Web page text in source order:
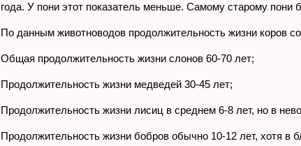
года. У пони этот показатель меньше. Самому старому пони
По данным животноводов продолжительность жизни коров
Общая продолжительность жизни слонов 60-70 лет;
Продолжительность жизни медведей 30-45 лет;
Продолжительность жизни лисиц в среднем 6-8 лет, но в
Продолжительность жизни бобров обычно 10-12 лет, хотя в